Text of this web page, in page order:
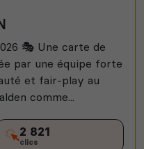
🎭 Une carte de
par une équipe forte
et fair-play au
comme...
2 821
clics